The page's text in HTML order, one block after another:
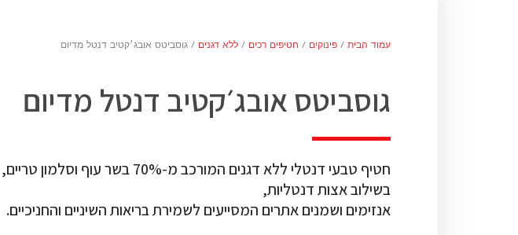
עמוד הבית / פינוקים / חטיפים רכים / ללא דגנים / גוסביטס אובג׳קטיב דנטל מדיום
גוסביטס אובג׳קטיב דנטל מדיום
חטיף טבעי דנטלי ללא דגנים המורכב מ-70% בשר עוף וסלמון טריים,
בשילוב אצות דנטליות,
אנזימים ושמנים אתרים המסייעים לשמירת בריאות השיניים והחניכיים.